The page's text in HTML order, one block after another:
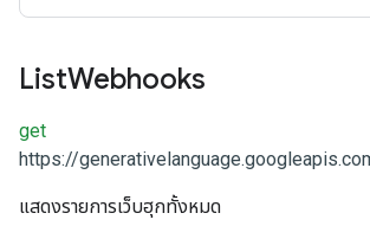
ListWebhooks
get
https://
แสดงรายการเว็บฮุกทั้งหมด